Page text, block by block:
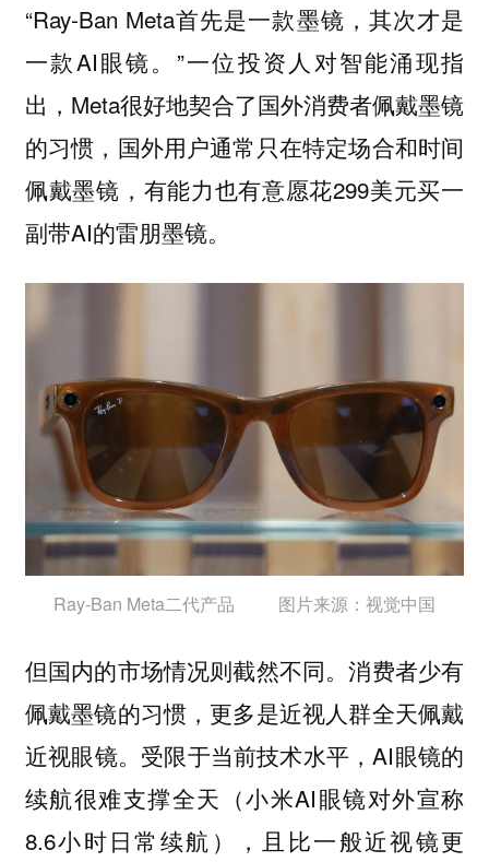
“Ray-Ban Meta首先是一款墨镜，其次才是
一款AI眼镜。”一位投资人对智能涌现指
出，Meta很好地契合了国外消费者佩戴墨镜
的习惯，国外用户通常只在特定场合和时间
佩戴墨镜，有能力也有意愿花299美元买一
副带AI的雷朋墨镜。
Ray-Ban Meta二代产品 图片来源：视觉中国
但国内的市场情况则截然不同。消费者少有
佩戴墨镜的习惯，更多是近视人群全天佩戴
近视眼镜。受限于当前技术水平，AI眼镜的
续航很难支撑全天（小米AI眼镜对外宣称
8.6小时日常续航），且比一般近视镜更